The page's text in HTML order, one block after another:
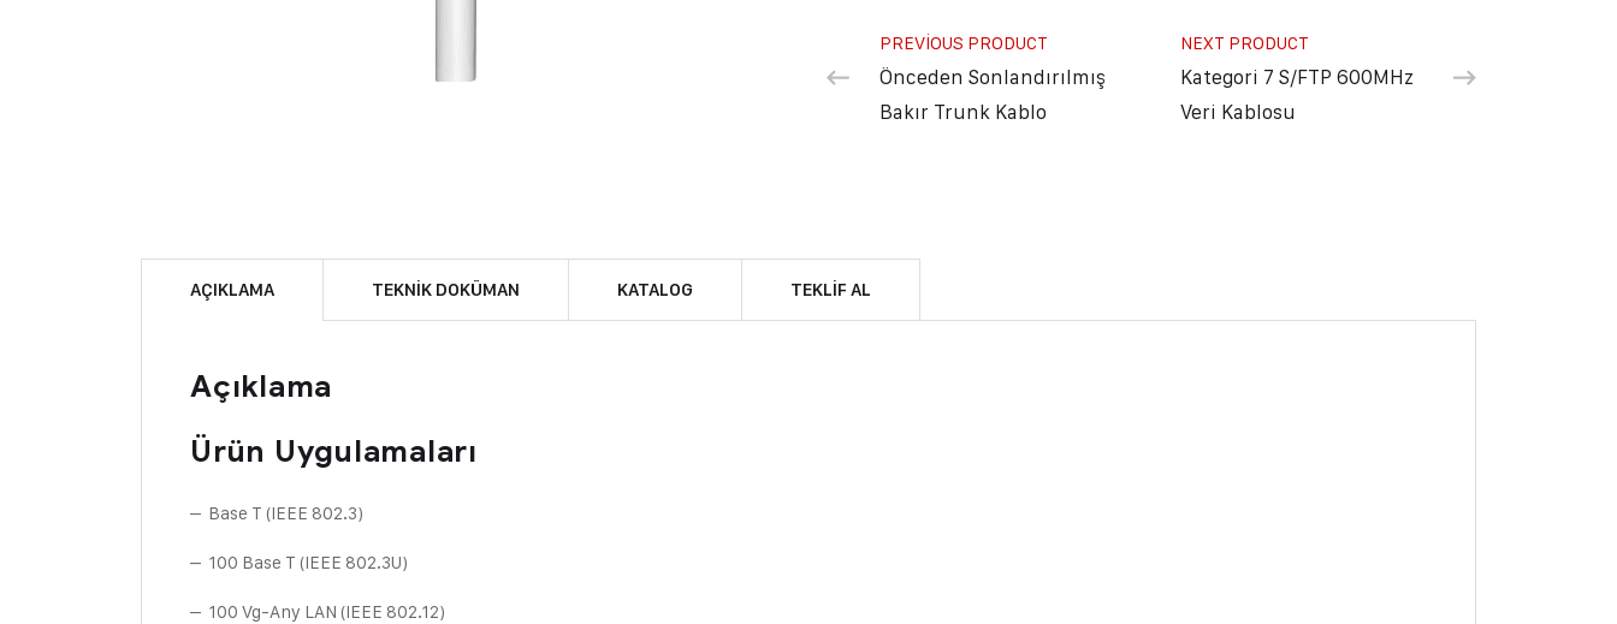
PREVIOUS PRODUCT
Önceden Sonlandırılmış
Bakır Trunk Kablo
NEXT PRODUCT
Kategori 7 S/FTP 600MHz
Veri Kablosu
AÇIKLAMA TEKNIK DOKÜMAN KATALOG TEKLIF AL
Açıklama
Ürün Uygulamaları
– Base T (IEEE 802.3)
– 100 Base T (IEEE 802.3U)
– 100 Vg-Any LAN (IEEE 802.12)